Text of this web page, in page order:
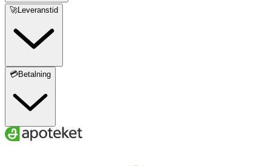
🚀Leveranstid
💳Betalning